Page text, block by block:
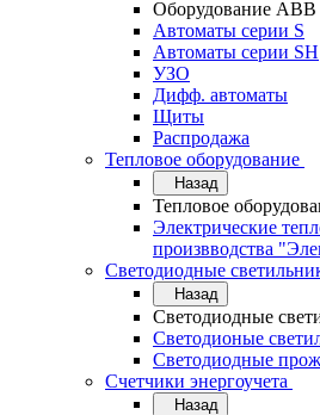
Оборудование АВВ
Автоматы серии S
Автоматы серии SH
УЗО
Дифф. автоматы
Щиты
Распродажа
Тепловое оборудование
Назад
Тепловое
Электрические
произвводства
Светодиодные
Назад
Светодиодные
Светодионые
Светодиодные
Счетчики энергоучета
Назад